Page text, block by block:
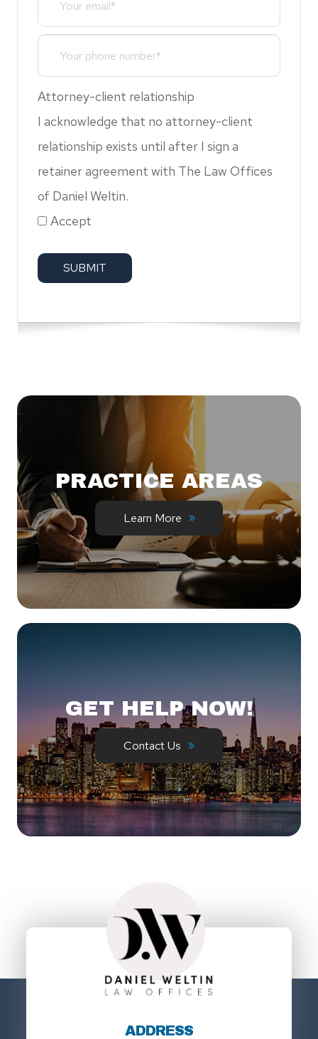
Attorney-client relationship
I acknowledge that no attorney-client
relationship exists until after I sign a
retainer agreement with The Law Offices
of Daniel Weltin.
Accept
PRACTICE AREAS
Learn More
GET HELP NOW!
Contact Us
ADDRESS